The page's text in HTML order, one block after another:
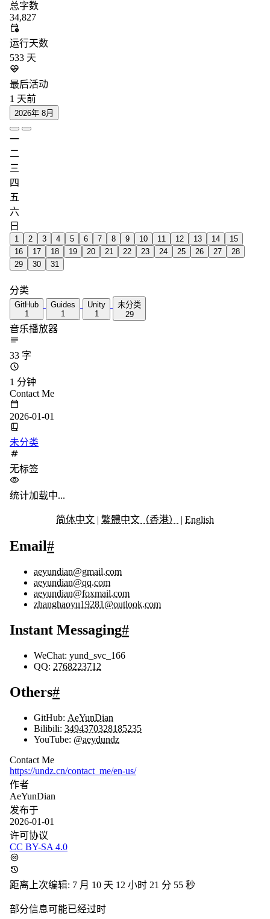
总字数
34,827
运行天数
533 天
最后活动
1 天前
2026年 8月
一
二
三
四
五
六
日
1 2 3 4 5 6 7 8 9 10 11 12 13 14
15
16
17 18 19 20 21 22 23 24 25 26 27
28
29
30 31
分类
GitHub
1
Guides
1
Unity
1
未分类
29
音乐播放器
33 字
1 分钟
Contact Me
2026-01-01
未分类
无标签
统计加载中...
简体中文 | 繁體中文（香港） | English
Email#
aeyundian@gmail.com
aeyundian@qq.com
aeyundian@foxmail.com
zhanghaoyu19281@outlook.com
Instant Messaging#
WeChat: yund_svc_166
QQ: 2768223712
Others#
GitHub: AeYunDian
Bilibili: 3494370328185235
YouTube: @aeydundz
Contact Me
https://undz.cn/contact_me/en-us/
作者
AeYunDian
发布于
2026-01-01
许可协议
CC BY-SA 4.0
距离上次编辑: 7 月 10 天 12 小时 21 分 56 秒
部分信息可能已经过时